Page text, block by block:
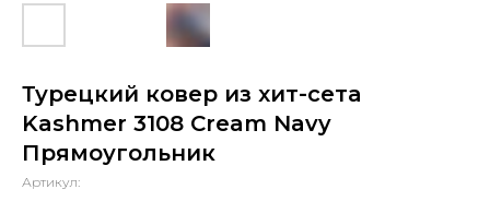
Турецкий ковер из хит-сета
Kashmer 3108 Cream Navy
Прямоугольник
Артикул: